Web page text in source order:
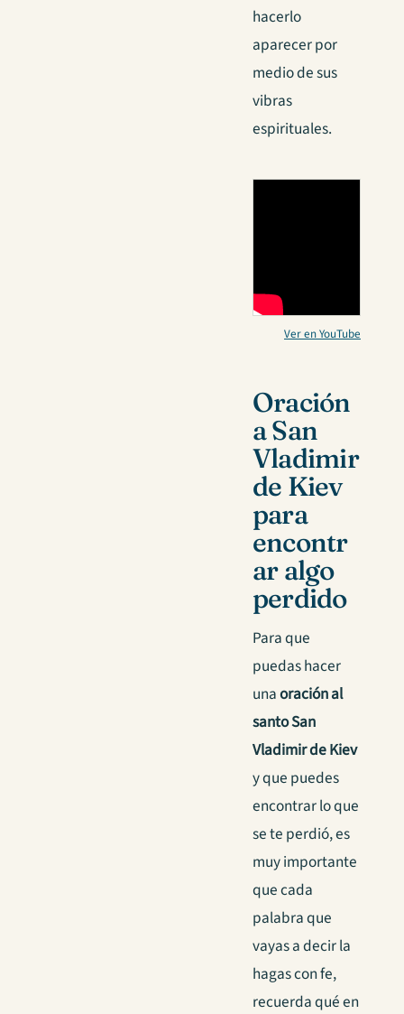
hacerlo
aparecer por
medio de sus
vibras
espirituales.
Ver en YouTube
Oración
a San
Vladimir
de Kiev
para
encontr
ar algo
perdido
Para que
puedas hacer
unaoración al
santo San
Vladimir de Kiev
y que puedes
encontrar lo que
se te perdió, es
muy importante
que cada
palabra que
vayas a decir la
hagas con fe,
recuerda qué en